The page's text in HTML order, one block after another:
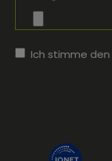
Ich stimme den